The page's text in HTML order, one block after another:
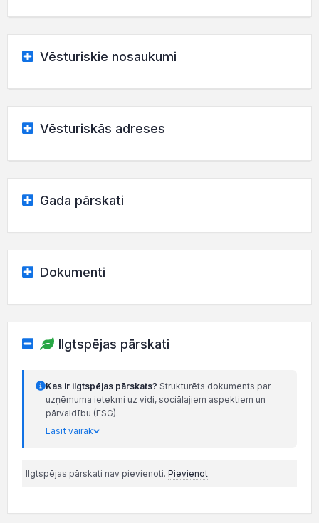
Vēsturiskie nosaukumi
Vēsturiskās adreses
Gada pārskati
Dokumenti
Ilgtspējas pārskati
Kas ir ilgtspējas pārskats? Strukturēts dokuments par
uzņēmuma ietekmi uz vidi, sociālajiem aspektiem un
pārvaldību (ESG).
Lasīt vairāk
Ilgtspējas pārskati nav pievienoti. Pievienot